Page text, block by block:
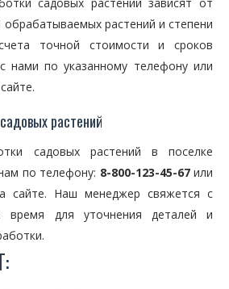
растений и степени
точной стоимости и сроков
нами по указанному телефону или
растений
садовых растений в поселке
по телефону: 8-800-123-45-67или
сайте. Наш менеджер свяжется с
для уточнения деталей и